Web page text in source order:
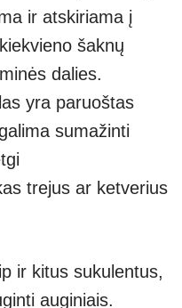
ir atskiriama į
šaknų
dalies.
yra paruoštas
sumažinti
trejus ar ketverius
ir kitus sukulentus,
auginiais.